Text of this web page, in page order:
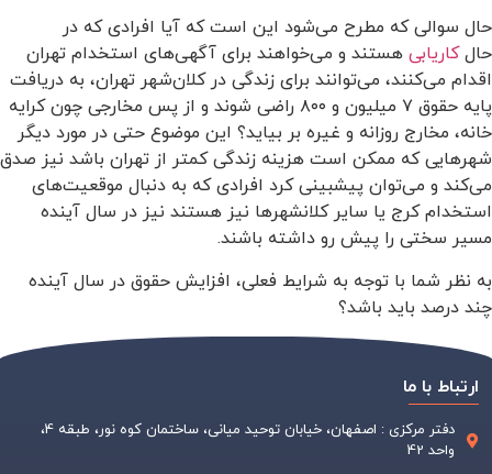
حال سوالی که مطرح می‌شود این است که آیا افرادی که در
حالکاریابی هستند و می‌خواهند برای آگهی‌های استخدام تهران
اقدام می‌کنند، می‌توانند برای زندگی در کلان‌شهر تهران، به دریافت
پایه حقوق ۷ میلیون و ۸۰۰ راضی شوند و از پس مخارجی چون کرایه
خانه، مخارج روزانه و غیره بر بیاید؟ این موضوع حتی در مورد دیگر
شهرهایی که ممکن است هزینه زندگی کمتر از تهران باشد نیز صدق
می‌کند و می‌توان پیشبینی کرد افرادی که به دنبال موقعیت‌های
استخدام کرج یا سایر کلانشهرها نیز هستند نیز در سال آینده
مسیر سختی را پیش رو داشته باشند.
به نظر شما با توجه به شرایط فعلی، افزایش حقوق در سال آینده
چند درصد باید باشد؟
ارتباط با ما
دفتر مرکزی : اصفهان، خیابان توحید میانی، ساختمان کوه نور، طبقه 4،
واحد 42